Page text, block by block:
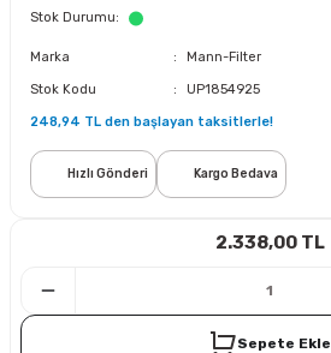
Sistemi
Stok Durumu
Marka Mann-Filter
Stok Kodu UP1854925
248,94 TL den başlayan taksitlerle!
Hızlı Gönderi Kargo Bedava
2.338,00 TL
Sepete Ekle